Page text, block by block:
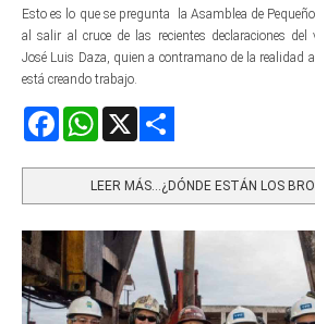
Esto es lo que se pregunta la Asamblea de
al salir al cruce de las recientes declaraciones del
José Luis Daza, quien a contramano de la realidad
está creando trabajo.
FacebookWhatsApp
LEER MÁS…¿DÓNDE ESTÁN LOS